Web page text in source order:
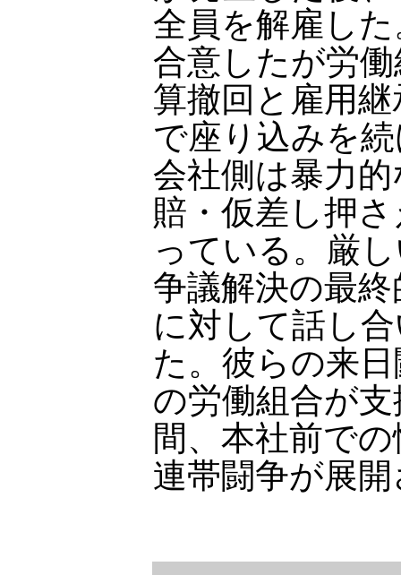
全員を解雇し
合意したが労
算撤回と雇用
で座り込みを
会社側は暴力
賠・仮差し押
っている。厳
争議解決の最
に対して話し
た。彼らの来
の労働組合が
間、本社前で
連帯闘争が展